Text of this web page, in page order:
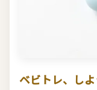
ベビトレ、し